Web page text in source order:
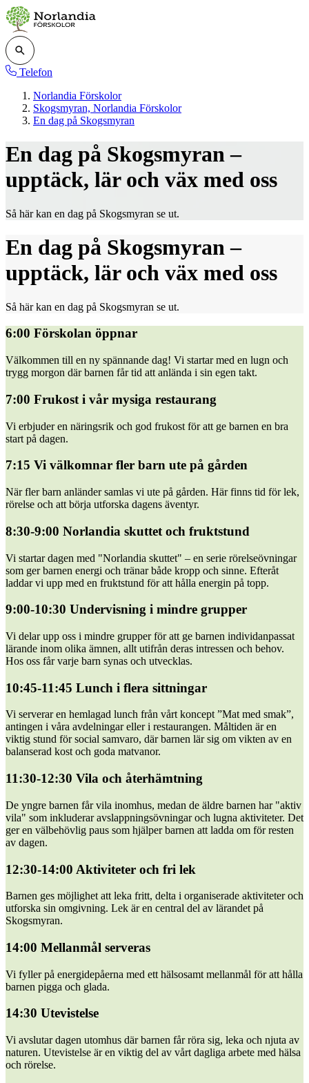
Telefon
Norlandia Förskolor
Skogsmyran, Norlandia Förskolor
En dag på Skogsmyran
En dag på Skogsmyran –
upptäck, lär och väx med oss
Så här kan en dag på Skogsmyran se ut.
En dag på Skogsmyran –
upptäck, lär och väx med oss
Så här kan en dag på Skogsmyran se ut.
6:00 Förskolan öppnar
Välkommen till en ny spännande dag! Vi startar med en lugn och
trygg morgon där barnen får tid att anlända i sin egen takt.
7:00 Frukost i vår mysiga restaurang
Vi erbjuder en näringsrik och god frukost för att ge barnen en bra
start på dagen.
7:15 Vi välkomnar fler barn ute på gården
När fler barn anländer samlas vi ute på gården. Här finns tid för lek,
rörelse och att börja utforska dagens äventyr.
8:30-9:00 Norlandia skuttet och fruktstund
Vi startar dagen med "Norlandia skuttet" – en serie rörelseövningar
som ger barnen energi och tränar både kropp och sinne. Efteråt
laddar vi upp med en fruktstund för att hålla energin på topp.
9:00-10:30 Undervisning i mindre grupper
Vi delar upp oss i mindre grupper för att ge barnen individanpassat
lärande inom olika ämnen, allt utifrån deras intressen och behov.
Hos oss får varje barn synas och utvecklas.
10:45-11:45 Lunch i flera sittningar
Vi serverar en hemlagad lunch från vårt koncept ”Mat med smak”,
antingen i våra avdelningar eller i restaurangen. Måltiden är en
viktig stund för social samvaro, där barnen lär sig om vikten av en
balanserad kost och goda matvanor.
11:30-12:30 Vila och återhämtning
De yngre barnen får vila inomhus, medan de äldre barnen har "aktiv
vila" som inkluderar avslappningsövningar och lugna aktiviteter. Det
ger en välbehövlig paus som hjälper barnen att ladda om för resten
av dagen.
12:30-14:00 Aktiviteter och fri lek
Barnen ges möjlighet att leka fritt, delta i organiserade aktiviteter och
utforska sin omgivning. Lek är en central del av lärandet på
Skogsmyran.
14:00 Mellanmål serveras
Vi fyller på energidepåerna med ett hälsosamt mellanmål för att hålla
barnen pigga och glada.
14:30 Utevistelse
Vi avslutar dagen utomhus där barnen får röra sig, leka och njuta av
naturen. Utevistelse är en viktig del av vårt dagliga arbete med hälsa
och rörelse.